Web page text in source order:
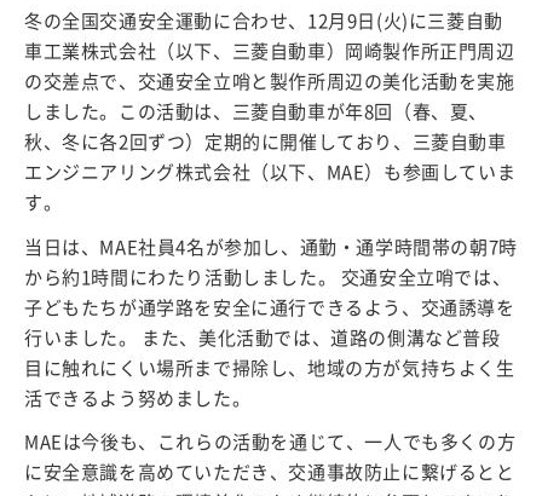
冬の全国交通安全運動に合わせ、12月9日(火)に三菱自動
車工業株式会社（以下、三菱自動車）岡崎製作所正門周辺
の交差点で、交通安全立哨と製作所周辺の美化活動を実施
しました。この活動は、三菱自動車が年8回（春、夏、
秋、冬に各2回ずつ）定期的に開催しており、三菱自動車
エンジニアリング株式会社（以下、MAE）も参画していま
す。
当日は、MAE社員4名が参加し、通勤・通学時間帯の朝7時
から約1時間にわたり活動しました。 交通安全立哨では、
子どもたちが通学路を安全に通行できるよう、交通誘導を
行いました。 また、美化活動では、道路の側溝など普段
目に触れにくい場所まで掃除し、地域の方が気持ちよく生
活できるよう努めました。
MAEは今後も、これらの活動を通じて、一人でも多くの方
に安全意識を高めていただき、交通事故防止に繋げるとと